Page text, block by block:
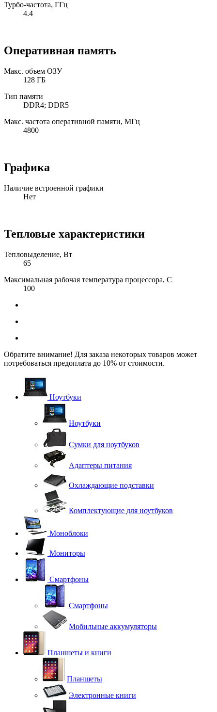
Турбо-частота, ГГц
4.4
Оперативная память
Макс. объем ОЗУ
128 ГБ
Тип памяти
DDR4; DDR5
Макс. частота оперативной памяти, МГц
4800
Графика
Наличие встроенной графики
Нет
Тепловые характеристики
Тепловыделение, Вт
65
Максимальная рабочая температура процессора, C
100
Обратите внимание! Для заказа некоторых товаров может
потребоваться предоплата до 10% от стоимости.
Ноутбуки
Ноутбуки
Сумки для ноутбуков
Адаптеры питания
Охлаждающие подставки
Комплектующие для ноутбуков
Моноблоки
Мониторы
Смартфоны
Смартфоны
Мобильные аккумуляторы
Планшеты и книги
Планшеты
Электронные книги